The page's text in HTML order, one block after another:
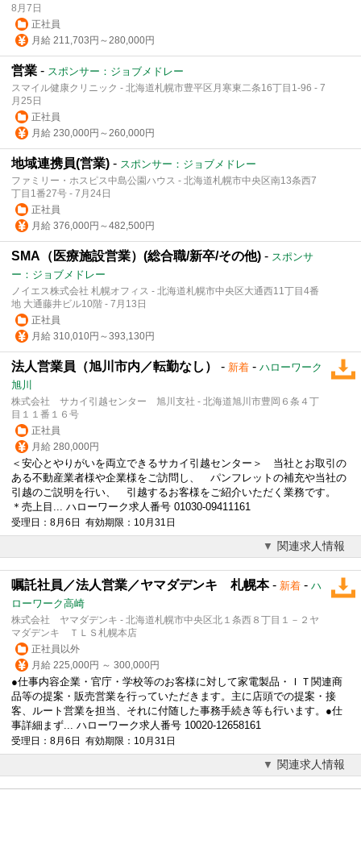
8月7日
正社員
月給 211,703円～280,000円
営業 - スポンサー：ジョブメドレー
スマイル健康クリニック - 北海道札幌市豊平区月寒東二条16丁目1-96 - 7
月25日
正社員
月給 230,000円～260,000円
地域連携員(営業) - スポンサー：ジョブメドレー
ファミリー・ホスピス中島公園ハウス - 北海道札幌市中央区南13条西7
丁目1番27号 - 7月24日
正社員
月給 376,000円～482,500円
SMA（医療施設営業）(総合職/新卒/その他) - スポンサ
ー：ジョブメドレー
ノイエス株式会社 札幌オフィス - 北海道札幌市中央区大通西11丁目4番
地 大通藤井ビル10階 - 7月13日
正社員
月給 310,010円～393,130円
法人営業員（旭川市内／転勤なし） - 新着 - ハローワーク
旭川
株式会社 サカイ引越センター 旭川支社 - 北海道旭川市豊岡６条４丁
目１１番１６号
正社員
月給 280,000円
＜安心とやりがいを両立できるサカイ引越センター＞ 当社とお取引の
ある不動産業者様や企業様をご訪問し、 パンフレットの補充や当社の
引越のご説明を行い、 引越するお客様をご紹介いただく業務です。
＊売上目... ハローワーク求人番号 01030-09411161
受理日：8月6日 有効期限：10月31日
関連求人情報
嘱託社員／法人営業／ヤマダデンキ 札幌本- 新着 - ハ
ローワーク高崎
株式会社 ヤマダデンキ - 北海道札幌市中央区北１条西８丁目１－２ヤ
マダデンキ ＴＬＳ札幌本店
正社員以外
月給 225,000円 ～ 300,000円
●仕事内容企業・官庁・学校等のお客様に対して家電製品・ＩＴ関連商
品等の提案・販売営業を行っていただきます。主に店頭での提案・接
客、ルート営業を担当、それに付随した事務手続き等も行います。●仕
事詳細まず... ハローワーク求人番号 10020-12658161
受理日：8月6日 有効期限：10月31日
関連求人情報